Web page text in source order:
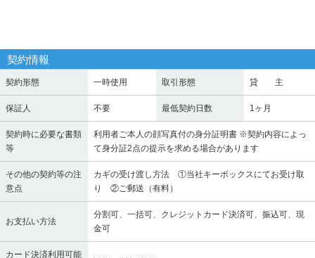
契約情報
契約形態 一時使用 取引形態 貸 主
保証人 不要 最低契約日数 1ヶ月
契約時に必要な書類
等
利用者ご本人の顔写真付の身分証明書 ※契約内容によっ
て身分証2点の提示を求める場合があります
その他の契約等の注
意点
カギの受け渡し方法 ①当社キーボックスにてお受け取
り ②ご郵送（有料）
お支払い方法
分割可、一括可、クレジットカード決済可、振込可、現
金可
カード決済利用可能